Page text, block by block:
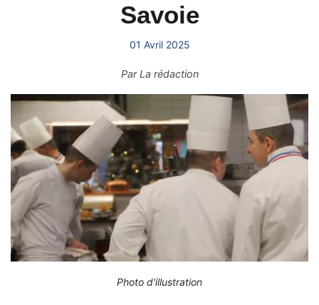
Savoie
01 Avril 2025
ParLa rédaction
Photo d'illustration